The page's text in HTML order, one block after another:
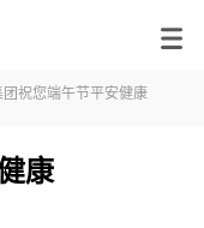
团祝您端午节平安健康
康